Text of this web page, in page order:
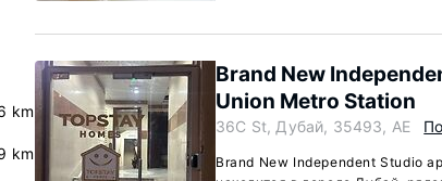
km
km
Brand New
Union Metro Station
36C St, Дубай, 35493, AE
Brand New Independent Studio